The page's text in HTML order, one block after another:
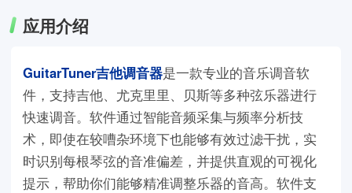
应用介绍
GuitarTuner吉他调音器是一款专业的音乐调音软
件，支持吉他、尤克里里、贝斯等多种弦乐器进行
快速调音。软件通过智能音频采集与频率分析技
术，即使在较嘈杂环境下也能够有效过滤干扰，实
时识别每根琴弦的音准偏差，并提供直观的可视化
提示，帮助你们能够精准调整乐器的音高。软件支